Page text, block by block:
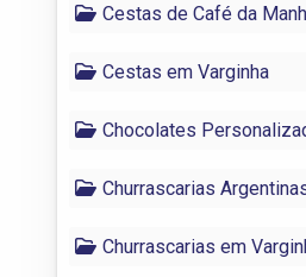
Cestas de Café da
Cestas em Varginha
Chocolates
Churrascarias
Churrascarias em